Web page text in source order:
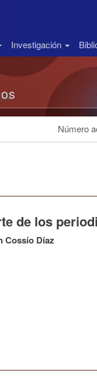
Investigación
Número
de los
Cossío Díaz